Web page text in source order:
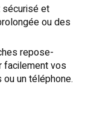
sécurisé et
ou des
repose-
facilement vos
un téléphone.